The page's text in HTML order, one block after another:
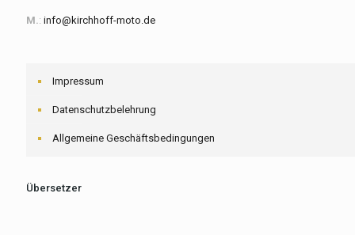
M.: info@kirchhoff-moto.de
Impressum
Datenschutzbelehrung
Allgemeine Geschäftsbedingungen
Übersetzer